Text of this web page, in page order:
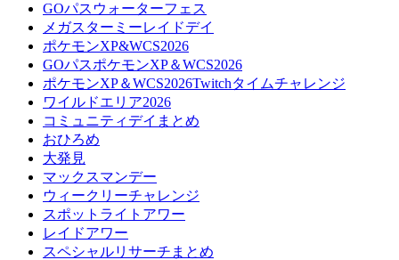
GOパスウォーターフェス
メガスターミーレイドデイ
ポケモンXP&WCS2026
GOパスポケモンXP＆WCS2026
ポケモンXP＆WCS2026Twitchタイムチャレンジ
ワイルドエリア2026
コミュニティデイまとめ
おひろめ
大発見
マックスマンデー
ウィークリーチャレンジ
スポットライトアワー
レイドアワー
スペシャルリサーチまとめ